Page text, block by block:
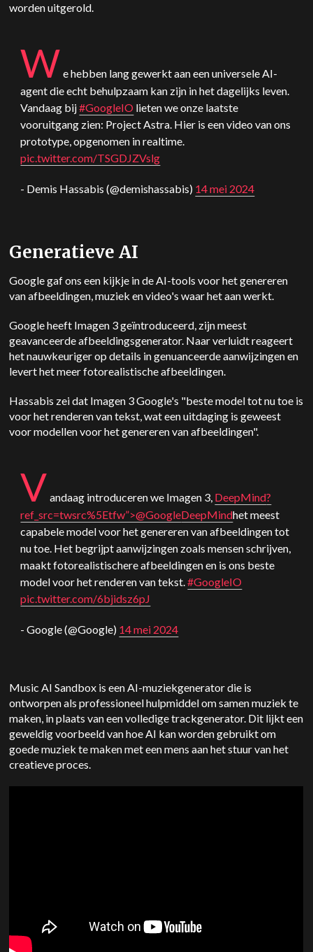
worden uitgerold.
W e hebben lang gewerkt aan een universele AI-
agent die echt behulpzaam kan zijn in het dagelijks leven.
Vandaag bij#GoogleIO lieten we onze laatste
vooruitgang zien: Project Astra. Hier is een video van ons
prototype, opgenomen in realtime.
pic.twitter.com/TSGDJZVslg
- Demis Hassabis (@demishassabis) 14 mei 2024
Generatieve AI
Google gaf ons een kijkje in de AI-tools voor het genereren
van afbeeldingen, muziek en video's waar het aan werkt.
Google heeft Imagen 3 geïntroduceerd, zijn meest
geavanceerde afbeeldingsgenerator. Naar verluidt reageert
het nauwkeuriger op details in genuanceerde aanwijzingen en
levert het meer fotorealistische afbeeldingen.
Hassabis zei dat Imagen 3 Google's "beste model tot nu toe is
voor het renderen van tekst, wat een uitdaging is geweest
voor modellen voor het genereren van afbeeldingen".
V andaag introduceren we Imagen 3, DeepMind?
ref_src=twsrc%5Etfw”>@GoogleDeepMindhet meest
capabele model voor het genereren van afbeeldingen tot
nu toe. Het begrijpt aanwijzingen zoals mensen schrijven,
maakt fotorealistischere afbeeldingen en is ons beste
model voor het renderen van tekst.#GoogleIO
pic.twitter.com/6bjidsz6pJ
- Google (@Google) 14 mei 2024
Music AI Sandbox is een AI-muziekgenerator die is
ontworpen als professioneel hulpmiddel om samen muziek te
maken, in plaats van een volledige trackgenerator. Dit lijkt een
geweldig voorbeeld van hoe AI kan worden gebruikt om
goede muziek te maken met een mens aan het stuur van het
creatieve proces.